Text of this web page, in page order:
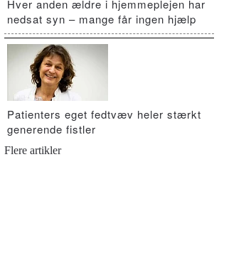
Hver anden ældre i hjemmeplejen har
nedsat syn – mange får ingen hjælp
Patienters eget fedtvæv heler stærkt
generende fistler
Flere artikler